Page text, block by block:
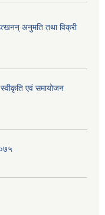
अनुमति तथा विक्री
एवं समायोजन